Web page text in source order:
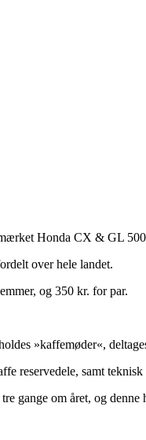
Honda CX & GL
over hele landet.
og 350 kr. for par.
»kaffemøder«,
reservedele, samt
gange om året, og denne